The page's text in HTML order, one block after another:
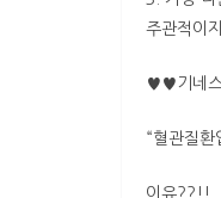
주관적이
♥♥기네
“혈관질
이유??!!